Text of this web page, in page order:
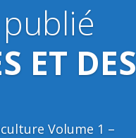
ET DES
Volume 1 –